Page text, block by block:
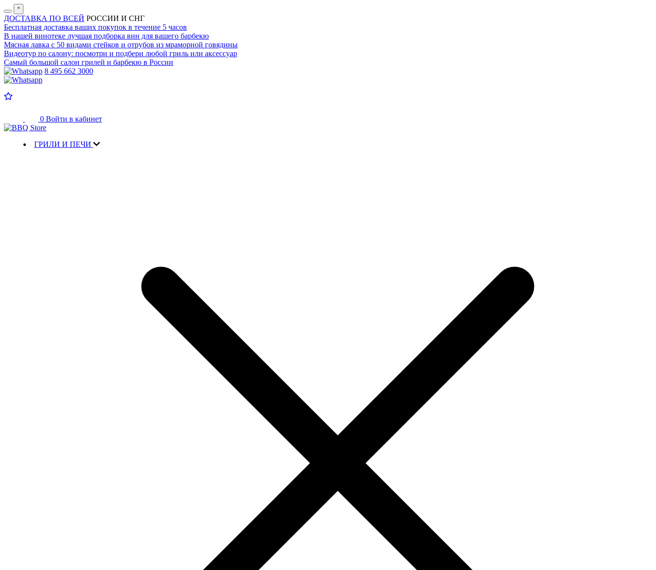
˟
ДОСТАВКА ПО ВСЕЙ РОССИИ И СНГ
Бесплатная доставка ваших покупок в течение 5 часов
В нашей винотеке лучшая подборка вин для вашего барбекю
Мясная лавка с 50 видами стейков и отрубов из мраморной говядины
Видеотур по салону: посмотри и подбери любой гриль или аксессуар
Самый большой салон грилей и барбекю в России
8 495 662 3000
0 Войти в кабинет
ГРИЛИ И ПЕЧИ